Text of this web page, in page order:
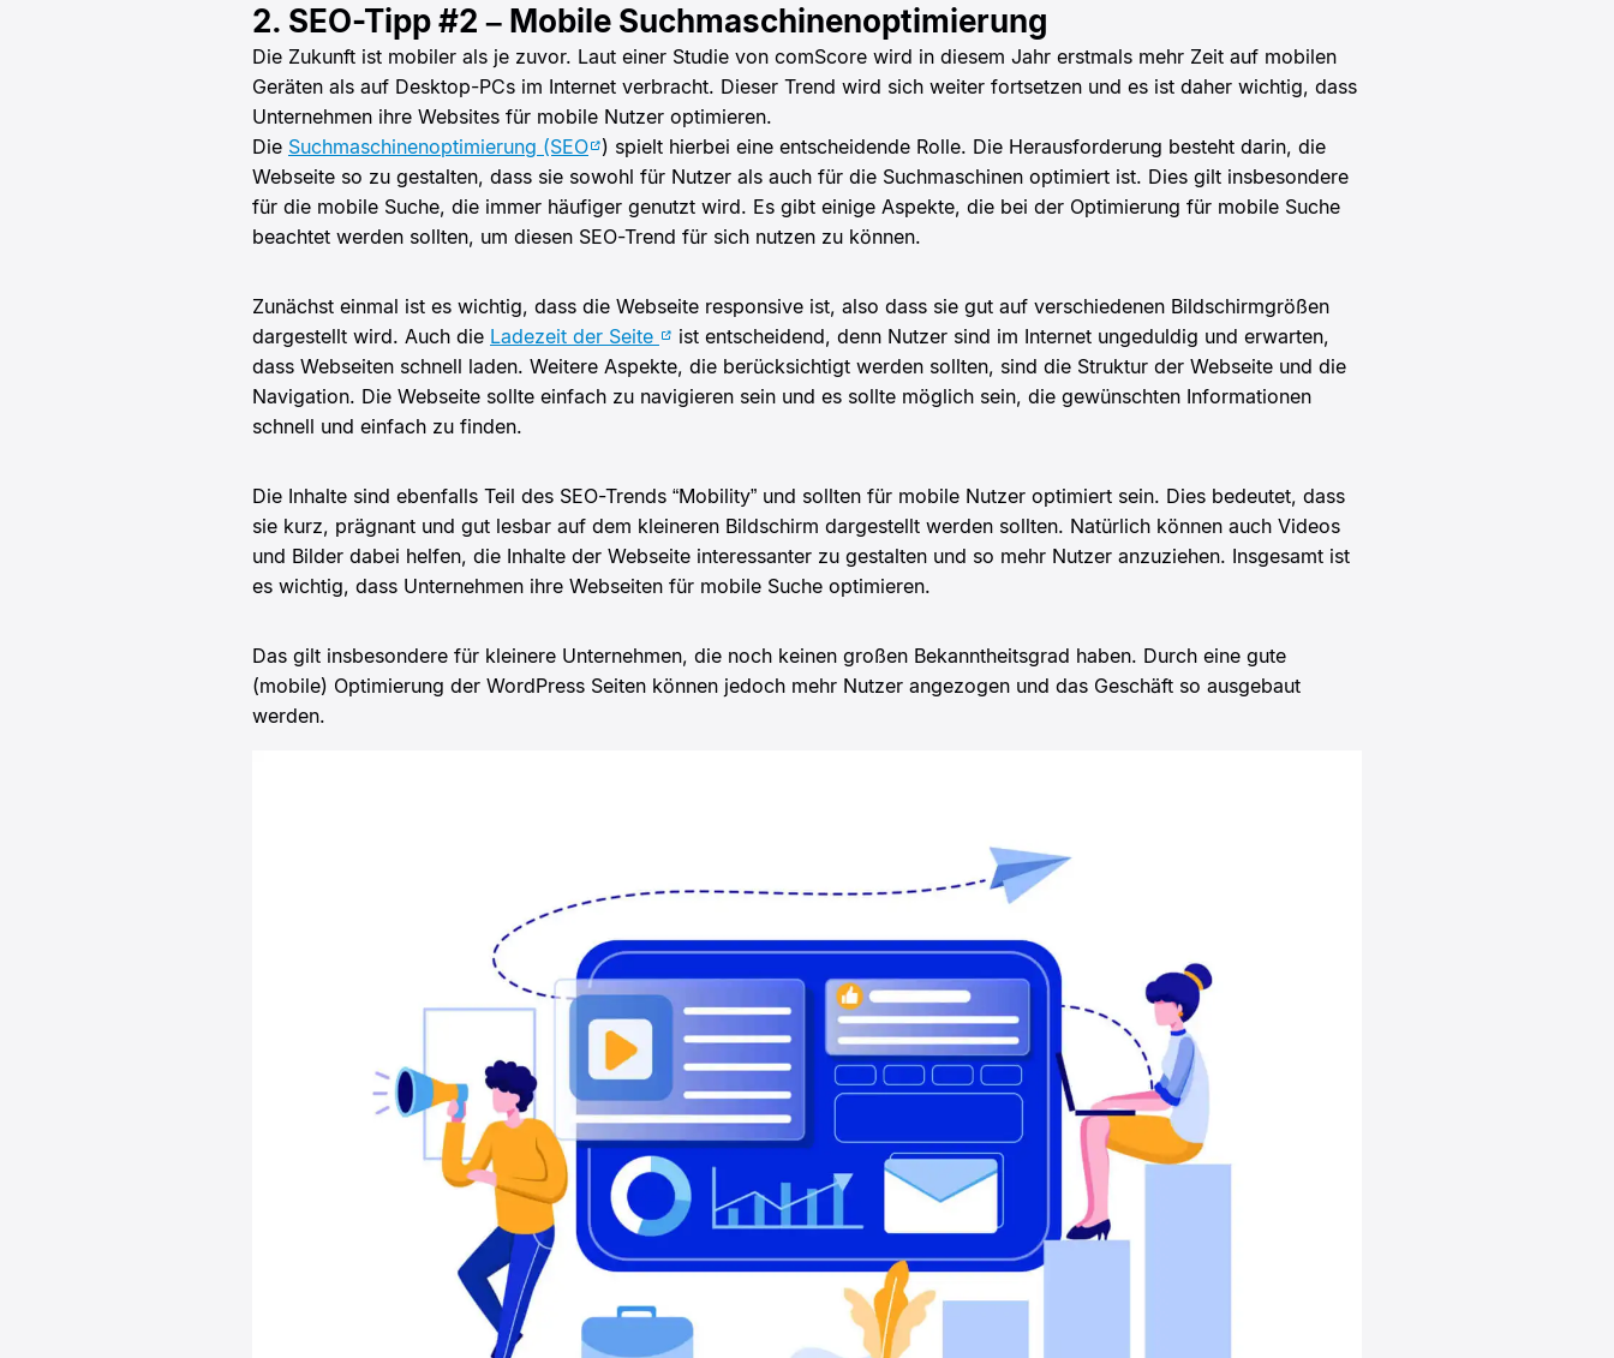
2. SEO-Tipp #2 – Mobile Suchmaschinenoptimierung
Die Zukunft ist mobiler als je zuvor. Laut einer Studie von comScore wird in diesem Jahr erstmals mehr Zeit auf mobilen
Geräten als auf Desktop-PCs im Internet verbracht. Dieser Trend wird sich weiter fortsetzen und es ist daher wichtig, dass
Unternehmen ihre Websites für mobile Nutzer optimieren.
Die Suchmaschinenoptimierung (SEO ) spielt hierbei eine entscheidende Rolle. Die Herausforderung besteht darin, die
Webseite so zu gestalten, dass sie sowohl für Nutzer als auch für die Suchmaschinen optimiert ist. Dies gilt insbesondere
für die mobile Suche, die immer häufiger genutzt wird. Es gibt einige Aspekte, die bei der Optimierung für mobile Suche
beachtet werden sollten, um diesen SEO-Trend für sich nutzen zu können.
Zunächst einmal ist es wichtig, dass die Webseite responsive ist, also dass sie gut auf verschiedenen Bildschirmgrößen
dargestellt wird. Auch die Ladezeit der Seite
ist entscheidend, denn Nutzer sind im Internet ungeduldig und erwarten,
dass Webseiten schnell laden. Weitere Aspekte, die berücksichtigt werden sollten, sind die Struktur der Webseite und die
Navigation. Die Webseite sollte einfach zu navigieren sein und es sollte möglich sein, die gewünschten Informationen
schnell und einfach zu finden.
Die Inhalte sind ebenfalls Teil des SEO-Trends “Mobility” und sollten für mobile Nutzer optimiert sein. Dies bedeutet, dass
sie kurz, prägnant und gut lesbar auf dem kleineren Bildschirm dargestellt werden sollten. Natürlich können auch Videos
und Bilder dabei helfen, die Inhalte der Webseite interessanter zu gestalten und so mehr Nutzer anzuziehen. Insgesamt ist
es wichtig, dass Unternehmen ihre Webseiten für mobile Suche optimieren.
Das gilt insbesondere für kleinere Unternehmen, die noch keinen großen Bekanntheitsgrad haben. Durch eine gute
(mobile) Optimierung der WordPress Seiten können jedoch mehr Nutzer angezogen und das Geschäft so ausgebaut
werden.